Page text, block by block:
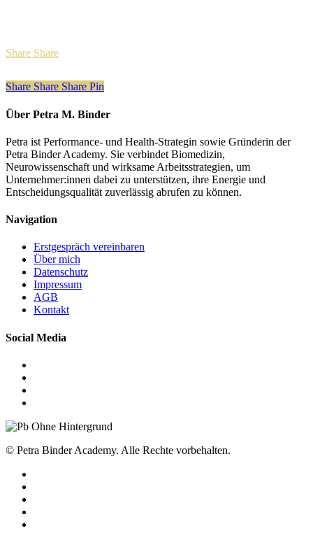
Share Share
Share
Share Share Share Pin
Über Petra M. Binder
Petra ist Performance- und Health-Strategin sowie Gründerin der
Petra Binder Academy. Sie verbindet Biomedizin,
Neurowissenschaft und wirksame Arbeitsstrategien, um
Unternehmer:innen dabei zu unterstützen, ihre Energie und
Entscheidungsqualität zuverlässig abrufen zu können.
Navigation
Erstgespräch vereinbaren
Über mich
Datenschutz
Impressum
AGB
Kontakt
Social Media
© Petra Binder Academy. Alle Rechte vorbehalten.